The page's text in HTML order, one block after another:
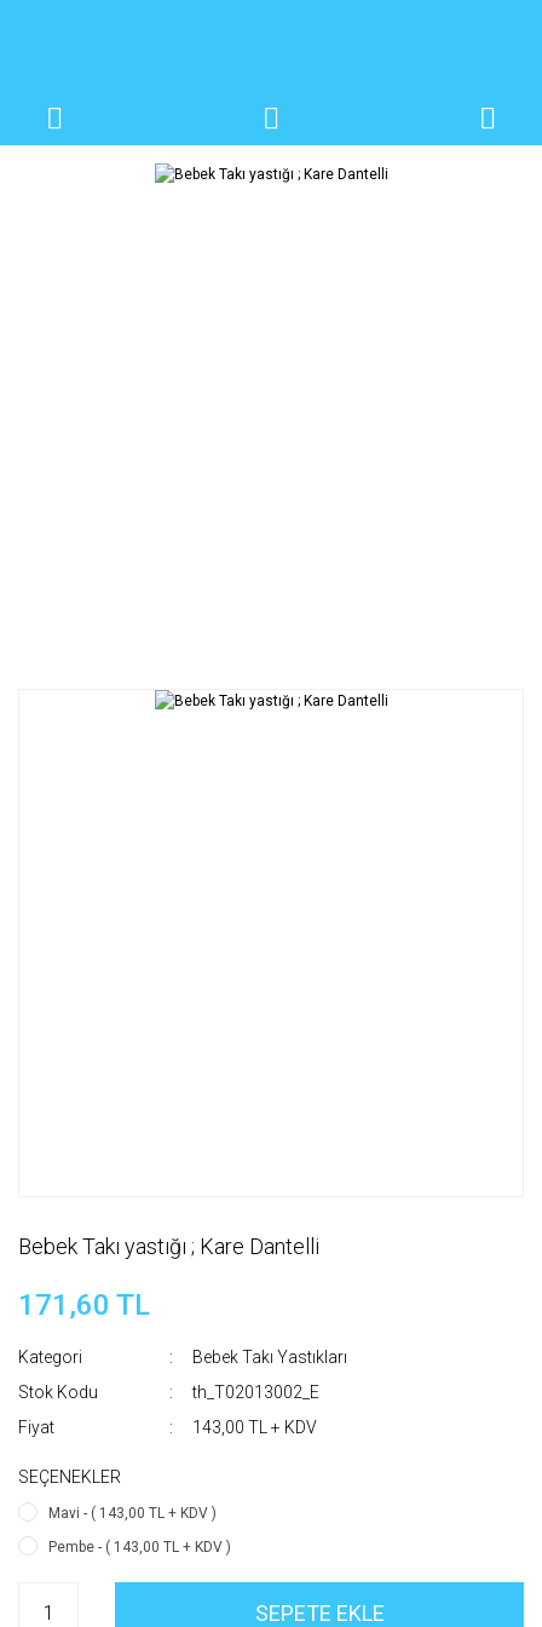
Bebek Takı yastığı ; Kare Dantelli
171,60 TL
Kategori
Bebek Takı Yastıkları
Stok Kodu
th_T02013002_E
Fiyat
143,00 TL + KDV
SEÇENEKLER
Mavi - ( 143,00 TL + KDV )
Pembe - ( 143,00 TL + KDV )
SEPETE EKLE